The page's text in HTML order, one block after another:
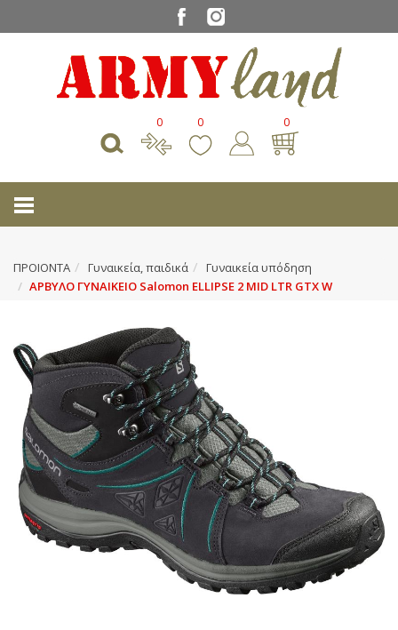
0 0 0
ΠΡΟΙΟΝΤΑ Γυναικεία, παιδικά
Γυναικεία υπόδηση
ΑΡΒΥΛΟ ΓΥΝΑΙΚΕΙΟ Salomon ELLIPSE 2 MID LTR GTX W